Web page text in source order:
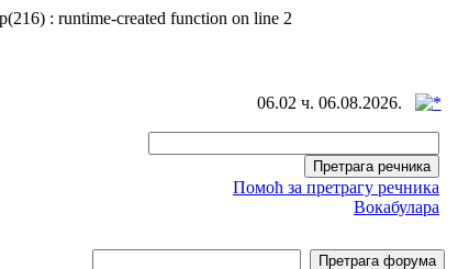
: runtime-created function on line 2
06.02 ч. 06.08.2026.
Помоћ за претрагу речника
Вокабулара